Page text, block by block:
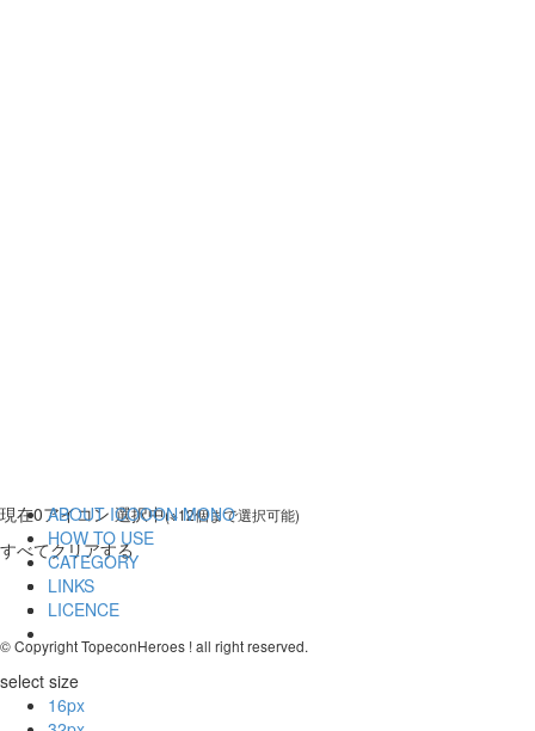
現在0アイコン 選択中(※12個まで選択可能)
すべてクリアする
select size
16px
ABOUT ICOOON MONO
HOW TO USE
CATEGORY
LINKS
LICENCE
© Copyright TopeconHeroes ! all right reserved.